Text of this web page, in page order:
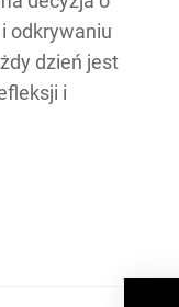
odkrywaniu
dzień jest
i